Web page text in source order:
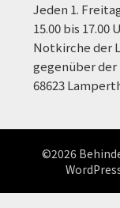
Jeden 1.
15.00 bis 17.00
Notkirche der
gegenüber
68623
©2026